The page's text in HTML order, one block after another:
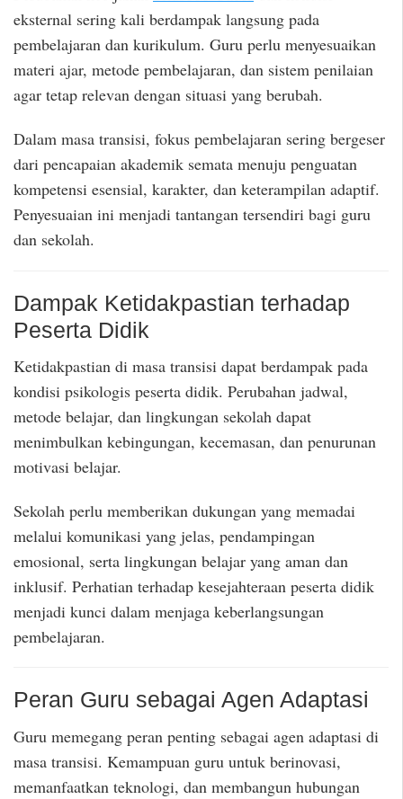
eksternal sering kali berdampak langsung pada
pembelajaran dan kurikulum. Guru perlu menyesuaikan
materi ajar, metode pembelajaran, dan sistem penilaian
agar tetap relevan dengan situasi yang berubah.
Dalam masa transisi, fokus pembelajaran sering bergeser
dari pencapaian akademik semata menuju penguatan
kompetensi esensial, karakter, dan keterampilan adaptif.
Penyesuaian ini menjadi tantangan tersendiri bagi guru
dan sekolah.
Dampak Ketidakpastian terhadap
Peserta Didik
Ketidakpastian di masa transisi dapat berdampak pada
kondisi psikologis peserta didik. Perubahan jadwal,
metode belajar, dan lingkungan sekolah dapat
menimbulkan kebingungan, kecemasan, dan penurunan
motivasi belajar.
Sekolah perlu memberikan dukungan yang memadai
melalui komunikasi yang jelas, pendampingan
emosional, serta lingkungan belajar yang aman dan
inklusif. Perhatian terhadap kesejahteraan peserta didik
menjadi kunci dalam menjaga keberlangsungan
pembelajaran.
Peran Guru sebagai Agen Adaptasi
Guru memegang peran penting sebagai agen adaptasi di
masa transisi. Kemampuan guru untuk berinovasi,
memanfaatkan teknologi, dan membangun hubungan